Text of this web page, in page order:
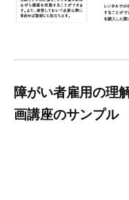
障がい者雇用の理
画講座のサンプル